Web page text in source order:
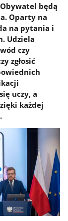
będą
Oparty na
na pytania i
Udziela
czy
zgłosić
uczy, a
każdej